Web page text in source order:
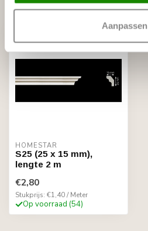
Aanpassen
Recent bekeken
HOMESTAR
S25 (25 x 15 mm),
lengte 2 m
€2,80
Stukprijs: €1,40 / Meter
Op voorraad (54)